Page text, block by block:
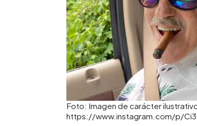
Foto: Imagen de carácter
https://www.instagram.com/p/